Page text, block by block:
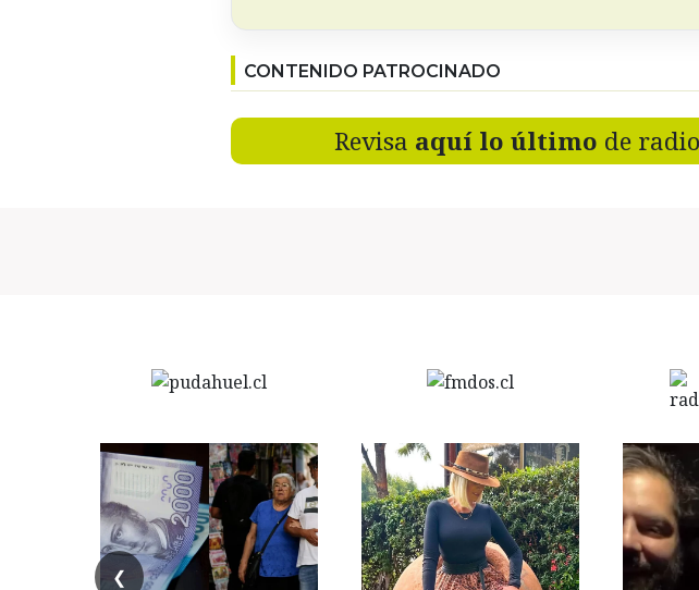
CONTENIDO PATROCINADO
Revisa aquí lo último de
❮